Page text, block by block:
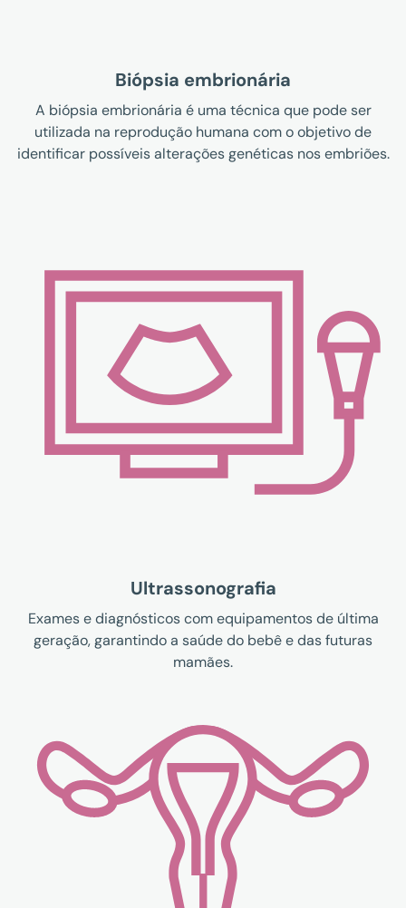
Biópsia embrionária
A biópsia embrionária é uma técnica que pode ser
utilizada na reprodução humana com o objetivo de
identificar possíveis alterações genéticas nos embriões.
Ultrassonografia
Exames e diagnósticos com equipamentos de última
geração, garantindo a saúde do bebê e das futuras
mamães.